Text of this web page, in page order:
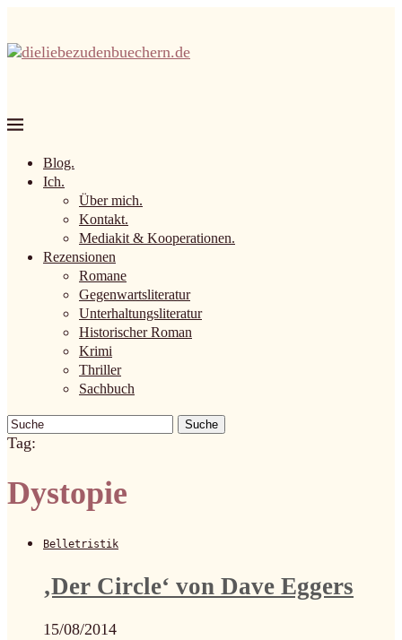
Blog.
Ich.
Über mich.
Kontakt.
Mediakit & Kooperationen.
Rezensionen
Romane
Gegenwartsliteratur
Unterhaltungsliteratur
Historischer Roman
Krimi
Thriller
Sachbuch
Suche
Tag:
Dystopie
Belletristik
‚Der Circle‘ von Dave Eggers
15/08/2014